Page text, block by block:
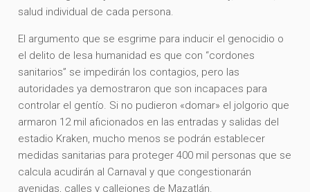
salud individual de cada persona.
El argumento que se esgrime para inducir el genocidio o
el delito de lesa humanidad es que con “cordones
sanitarios” se impedirán los contagios, pero las
autoridades ya demostraron que son incapaces para
controlar el gentío. Si no pudieron «domar» el jolgorio que
armaron 12 mil aficionados en las entradas y salidas del
estadio Kraken, mucho menos se podrán establecer
medidas sanitarias para proteger 400 mil personas que se
calcula acudirán al Carnaval y que congestionarán
avenidas, calles y callejones de Mazatlán.